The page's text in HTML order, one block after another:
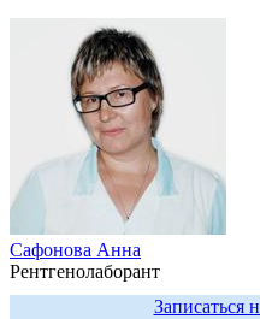
Caфонова Анна
Рентгенолаборант
Записаться